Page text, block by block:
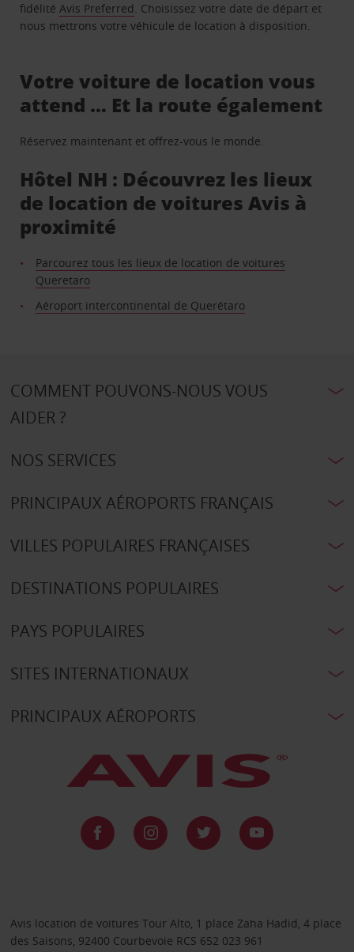
fidélitéAvis Preferred. Choisissez votre date de départ et
nous mettrons votre véhicule de location à disposition.
Votre voiture de location vous
attend … Et la route également
Réservez maintenant et offrez-vous le monde.
Hôtel NH : Découvrez les lieux
de location de voitures Avis à
proximité
Parcourez tous les lieux de location de voitures
Queretaro
Aéroport intercontinental de Querétaro
COMMENT POUVONS-NOUS VOUS
AIDER ?
NOS SERVICES
PRINCIPAUX AÉROPORTS FRANÇAIS
VILLES POPULAIRES FRANÇAISES
DESTINATIONS POPULAIRES
PAYS POPULAIRES
SITES INTERNATIONAUX
PRINCIPAUX AÉROPORTS
Avis location de voitures Tour Alto, 1 place Zaha Hadid, 4 place
des Saisons, 92400 Courbevoie RCS 652 023 961